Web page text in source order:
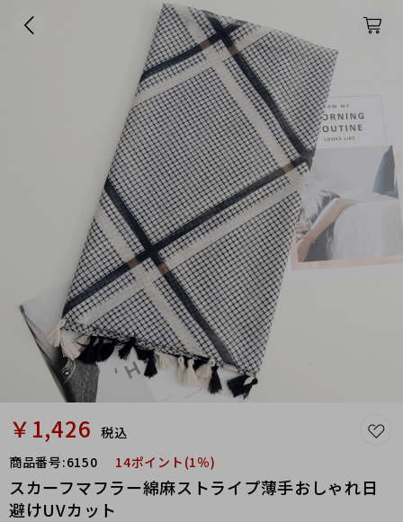
￥1,426 税込
商品番号:6150 14ポイント(1％)
スカーフマフラー綿麻ストライプ薄手おしゃれ日
避けUVカット